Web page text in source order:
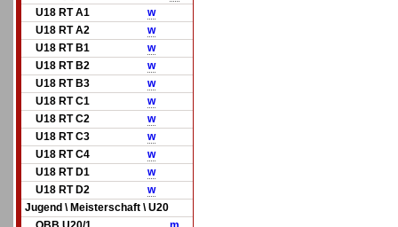
U18 RT A1
w
U18 RT A2
w
U18 RT B1
w
U18 RT B2
w
U18 RT B3
w
U18 RT C1
w
U18 RT C2
w
U18 RT C3
w
U18 RT C4
w
U18 RT D1
w
U18 RT D2
w
Jugend \ Meisterschaft \ U20